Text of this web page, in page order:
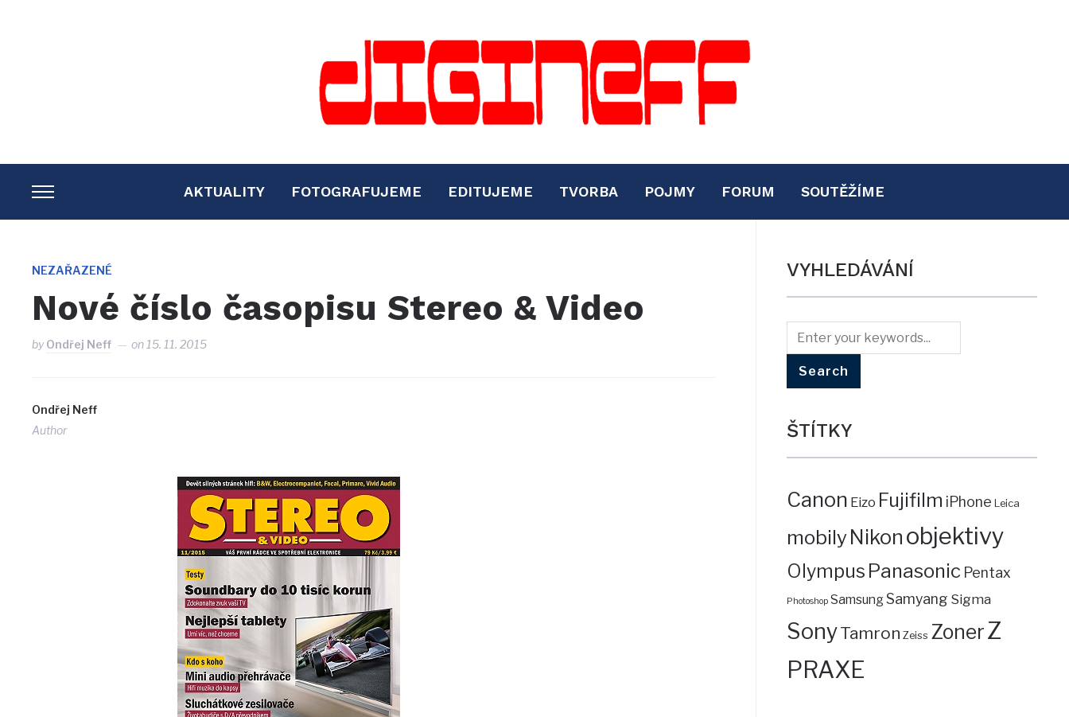
TOGGLE
SIDEBAR
NAVIGATION
AKTUALITY FOTOGRAFUJEME EDITUJEME TVORBA POJMY FORUM SOUTĚŽÍME
NEZAŘAZENÉ
Nové číslo časopisu Stereo & Video
byOndřej Neff on 15. 11. 2015
Ondřej Neff
Author
VYHLEDÁVÁNÍ
ŠTÍTKY
Canon Eizo Fujifilm iPhone Leica
mobilyNikon objektivy
Olympus Panasonic Pentax
Photoshop SamsungSamyang Sigma
SonyTamron Zeiss ZonerZ
PRAXE